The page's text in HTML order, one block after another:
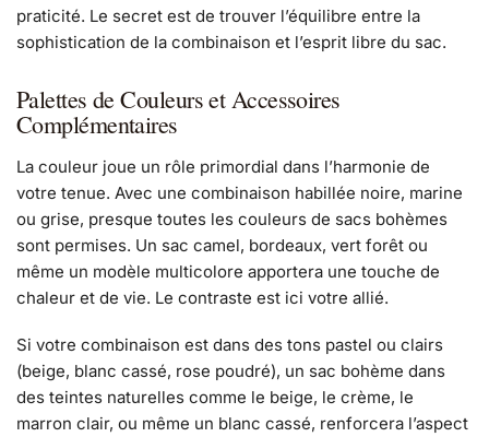
praticité. Le secret est de trouver l’équilibre entre la
sophistication de la combinaison et l’esprit libre du sac.
Palettes de Couleurs et Accessoires
Complémentaires
La couleur joue un rôle primordial dans l’harmonie de
votre tenue. Avec une combinaison habillée noire, marine
ou grise, presque toutes les couleurs de sacs bohèmes
sont permises. Un sac camel, bordeaux, vert forêt ou
même un modèle multicolore apportera une touche de
chaleur et de vie. Le contraste est ici votre allié.
Si votre combinaison est dans des tons pastel ou clairs
(beige, blanc cassé, rose poudré), un sac bohème dans
des teintes naturelles comme le beige, le crème, le
marron clair, ou même un blanc cassé, renforcera l’aspect